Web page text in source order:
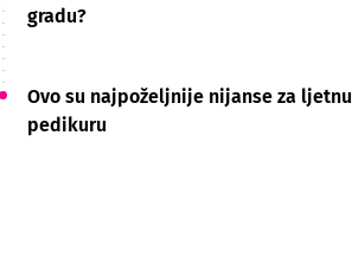
gradu?
Ovo su najpoželjnije nijanse za ljetnu
pedikuru